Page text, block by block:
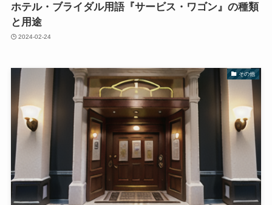
ホテル・ブライダル用語『サービス・ワゴン』の種類
と用途
2024-02-24
その他